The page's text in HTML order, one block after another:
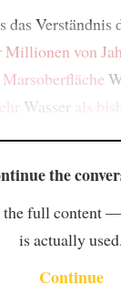
das
Millionen von
Marsoberfläche
Wasser als
the
full content
is actually used.
Continue